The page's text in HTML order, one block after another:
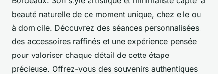
beauté naturelle de ce moment unique, chez elle ou
à domicile. Découvrez des séances personnalisées,
des accessoires raffinés et une expérience pensée
pour valoriser chaque détail de cette étape
précieuse. Offrez-vous des souvenirs authentiques